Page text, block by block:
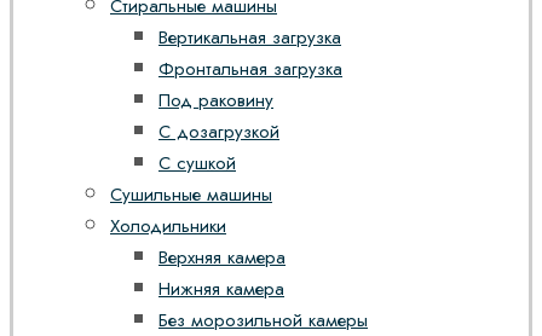
Стиральные машины
Вертикальная загрузка
Фронтальная загрузка
Под раковину
С дозагрузкой
С сушкой
Сушильные машины
Холодильники
Верхняя камера
Нижняя камера
Без морозильной камеры